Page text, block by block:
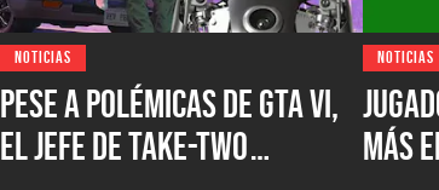
NOTICIAS
Pese a polémicas de GTA VI,
el jefe de Take-Two
NOTICIAS
más